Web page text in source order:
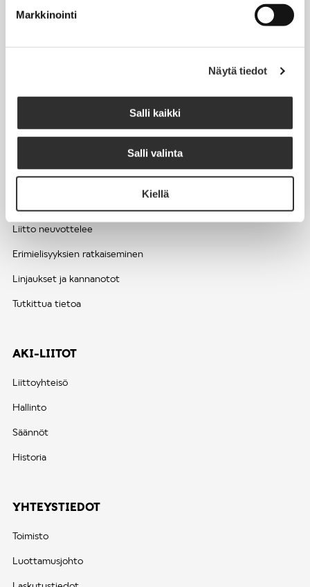
Markkinointi
Näytä tiedot
Salli kaikki
Salli valinta
Kiellä
Työttömyys ja lomautukset
Kesätyöntekijän työehdot ja palkkaus seurakuntien hengellisessä
EDUNVALVONTA
Liitto neuvottelee
Erimielisyyksien ratkaiseminen
Linjaukset ja kannanotot
Tutkittua tietoa
AKI-LIITOT
Liittoyhteisö
Hallinto
Säännöt
Historia
YHTEYSTIEDOT
Toimisto
Luottamusjohto